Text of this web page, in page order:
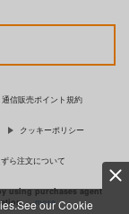
our Cookie
通信販売ポイント規約
クッキーポリシー
ら注文について
using purchases agent
…more